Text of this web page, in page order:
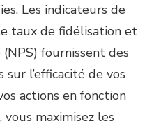
Les indicateurs de
taux de fidélisation et
fournissent des
l’efficacité de vos
actions en fonction
maximisez les